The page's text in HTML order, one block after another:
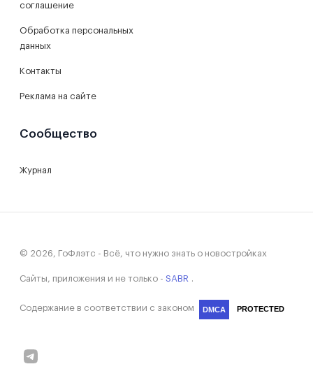
соглашение
Обработка персональных
данных
Контакты
Реклама на сайте
Сообщество
Журнал
© 2026, ГоФлэтс - Всё, что нужно знать о новостройках
Сайты, приложения и не только - SABR .
Содержание в соответствии с законом DMCA PROTECTED